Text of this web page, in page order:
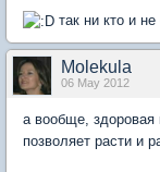
так ни кто и
Molekula
06 May 2012
а вообще, здоровая
позволяет расти и